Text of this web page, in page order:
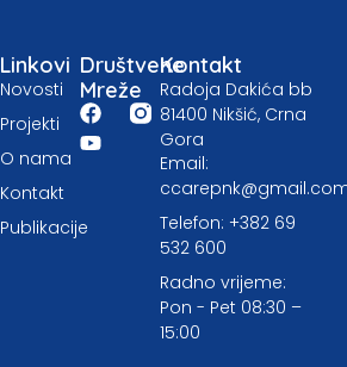
Društvene
Mreže
Linkovi
Novosti
Projekti
O nama
Kontakt
Publikacije
Kontakt
Radoja Dakića bb
81400 Nikšić, Crna
Gora
Email:
Telefon: +382 69
532 600
Radno vrijeme:
Pon - Pet 08:30 –
15:00